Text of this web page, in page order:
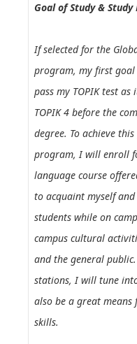
Goal of Study & Study
If selected for the
program, my first goal
pass my TOPIK test
TOPIK 4 before the
degree. To achieve
program, I will enroll
language course
to acquaint myself
students while on
campus cultural
and the general
stations, I will tune
also be a great
skills.